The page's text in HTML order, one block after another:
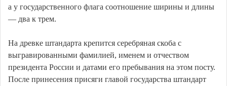
а у государственного флага соотношение ширины и длины
— два к трем.
На древке штандарта крепится серебряная скоба с
выгравированными фамилией, именем и отчеством
президента России и датами его пребывания на этом посту.
После принесения присяги главой государства штандарт